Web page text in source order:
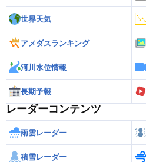
世界天気
アメダスランキング
河川水位情報
長期予報
レーダーコンテンツ
雨雲レーダー
積雪レーダー